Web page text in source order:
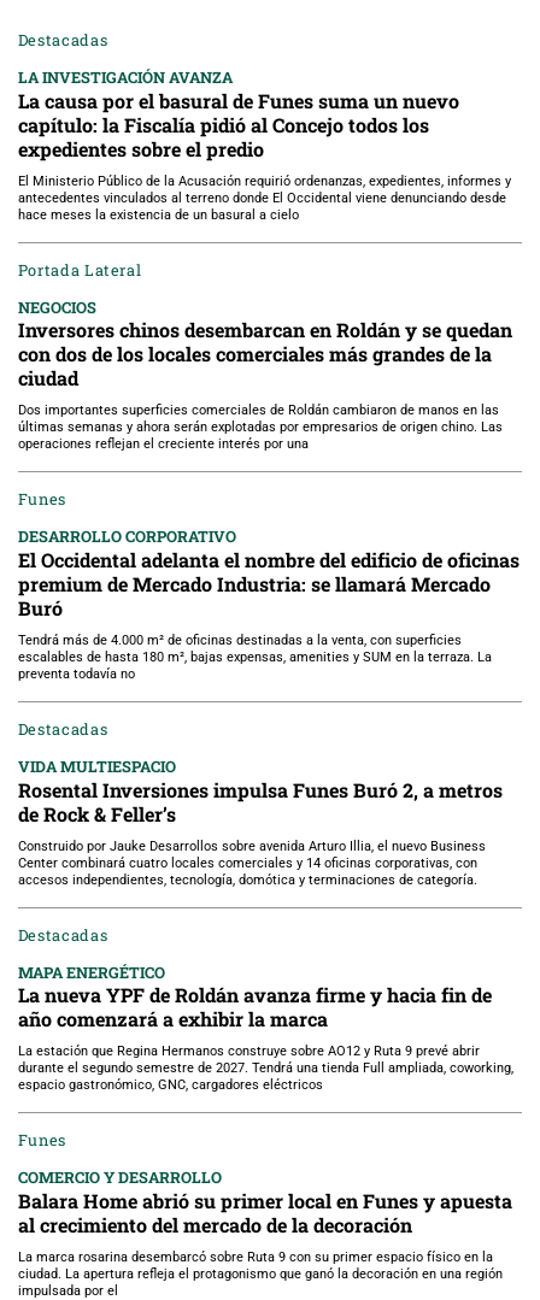
Destacadas
LA INVESTIGACIÓN AVANZA
La causa por el basural de Funes suma un nuevo
capítulo: la Fiscalía pidió al Concejo todos los
expedientes sobre el predio
El Ministerio Público de la Acusación requirió ordenanzas, expedientes, informes y
antecedentes vinculados al terreno donde El Occidental viene denunciando desde
hace meses la existencia de un basural a cielo
Portada Lateral
NEGOCIOS
Inversores chinos desembarcan en Roldán y se quedan
con dos de los locales comerciales más grandes de la
ciudad
Dos importantes superficies comerciales de Roldán cambiaron de manos en las
últimas semanas y ahora serán explotadas por empresarios de origen chino. Las
operaciones reflejan el creciente interés por una
Funes
DESARROLLO CORPORATIVO
El Occidental adelanta el nombre del edificio de oficinas
premium de Mercado Industria: se llamará Mercado
Buró
Tendrá más de 4.000 m² de oficinas destinadas a la venta, con superficies
escalables de hasta 180 m², bajas expensas, amenities y SUM en la terraza. La
preventa todavía no
Destacadas
VIDA MULTIESPACIO
Rosental Inversiones impulsa Funes Buró 2, a metros
de Rock & Feller’s
Construido por Jauke Desarrollos sobre avenida Arturo Illia, el nuevo Business
Center combinará cuatro locales comerciales y 14 oficinas corporativas, con
accesos independientes, tecnología, domótica y terminaciones de categoría.
Destacadas
MAPA ENERGÉTICO
La nueva YPF de Roldán avanza firme y hacia fin de
año comenzará a exhibir la marca
La estación que Regina Hermanos construye sobre AO12 y Ruta 9 prevé abrir
durante el segundo semestre de 2027. Tendrá una tienda Full ampliada, coworking,
espacio gastronómico, GNC, cargadores eléctricos
Funes
COMERCIO Y DESARROLLO
Balara Home abrió su primer local en Funes y apuesta
al crecimiento del mercado de la decoración
La marca rosarina desembarcó sobre Ruta 9 con su primer espacio físico en la
ciudad. La apertura refleja el protagonismo que ganó la decoración en una región
impulsada por el